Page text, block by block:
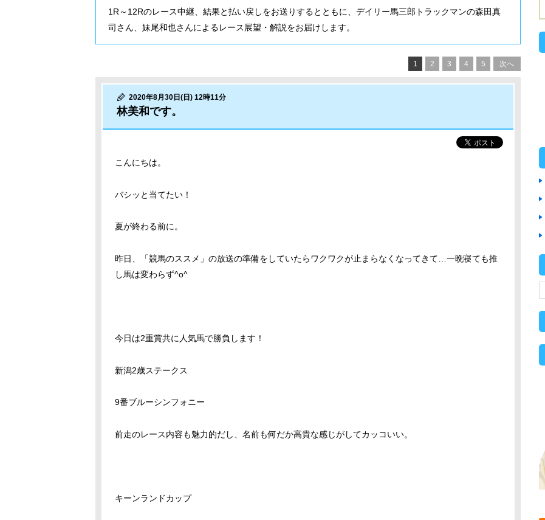
1R～12Rのレース中継、結果と払い戻しをお送りするとともに、デイリー馬三郎トラックマンの森田真
司さん、妹尾和也さんによるレース展望・解説をお届けします。
1 2 3 4 5 次へ
2020年8月30日(日) 12時11分
林美和です。
こんにちは。
バシッと当てたい！
夏が終わる前に。
昨日、「競馬のススメ」の放送の準備をしていたらワクワクが止まらなくなってきて…一晩寝ても推
し馬は変わらず^o^
今日は2重賞共に人気馬で勝負します！
新潟2歳ステークス
9番ブルーシンフォニー
前走のレース内容も魅力的だし、名前も何だか高貴な感じがしてカッコいい。
キーンランドカップ